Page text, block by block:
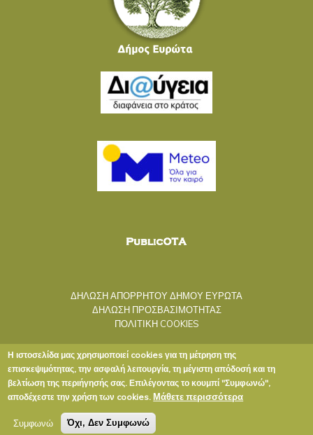
ΔΗΛΩΣΗ ΑΠΟΡΡΗΤΟΥ ΔΗΜΟΥ ΕΥΡΩΤΑ
ΔΗΛΩΣΗ ΠΡΟΣΒΑΣΙΜΟΤΗΤΑΣ
ΠΟΛΙΤΙΚΗ COOKIES
Copyright © 2020 ΔΗΜΟΣ ΕΥΡΩΤΑ
Η ιστοσελίδα μας χρησιμοποιεί cookies για τη μέτρηση της
επισκεψιμότητας, την ασφαλή λειτουργία, τη μέγιστη απόδοσή και τη
βελτίωση της περιήγησής σας. Επιλέγοντας το κουμπί "Συμφωνώ",
αποδέχεστε την χρήση των cookies. Μάθετε περισσότερα
Συμφωνώ Όχι, Δεν Συμφωνώ